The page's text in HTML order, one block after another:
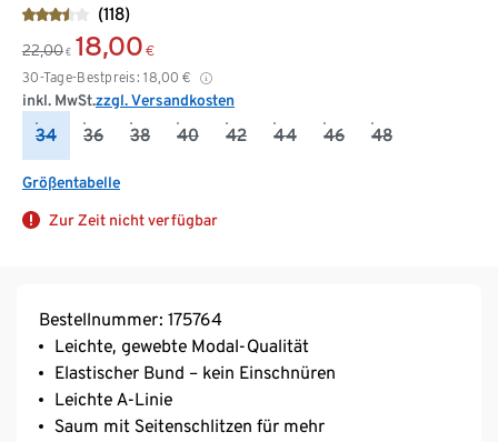
(118)
22,00 € 18,00 €
30-Tage-Bestpreis: 18,00 €
inkl. MwSt.zzgl. Versandkosten
34 36 38 40 42 44 46 48
Größentabelle
Zur Zeit nicht verfügbar
Bestellnummer: 175764
Leichte, gewebte Modal-Qualität
Elastischer Bund – kein Einschnüren
Leichte A-Linie
Saum mit Seitenschlitzen für mehr